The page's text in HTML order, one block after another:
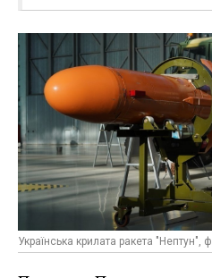
Українська крилата ракета "Нептун",